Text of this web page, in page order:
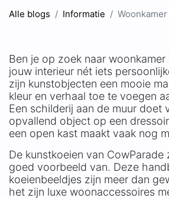
Alle blogs Informatie
Ben je op zoek naar
jouw interieur nét iets
zijn kunstobjecten een mooie
kleur en verhaal toe te voegen
Een schilderij aan de muur doet
opvallend object op een
een open kast maakt vaak nog
De kunstkoeien van CowParade
goed voorbeeld van. Deze
koeienbeeldjes zijn meer dan
het zijn luxe woonaccessoires